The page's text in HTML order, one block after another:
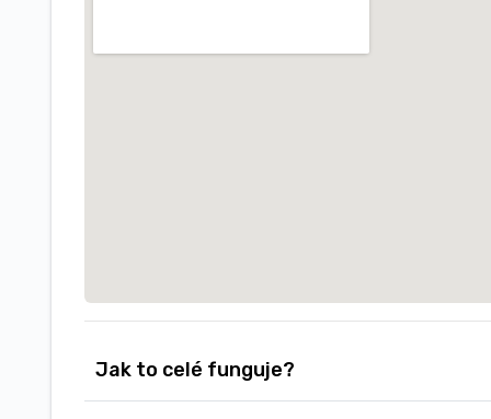
Jak to celé funguje?